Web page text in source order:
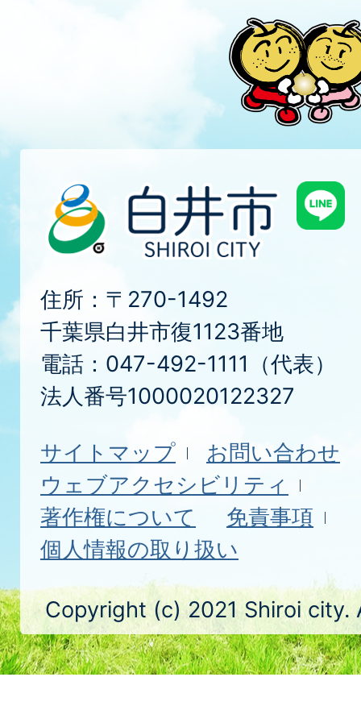
住所：〒270-1492
千葉県白井市復1123番地
電話：047-492-1111（代表）
法人番号1000020122327
サイトマップ
お問い合わせ
ウェブアクセシビリティ
著作権について
免責事項
個人情報の取り扱い
Copyright (c) 2021 Shiroi city.